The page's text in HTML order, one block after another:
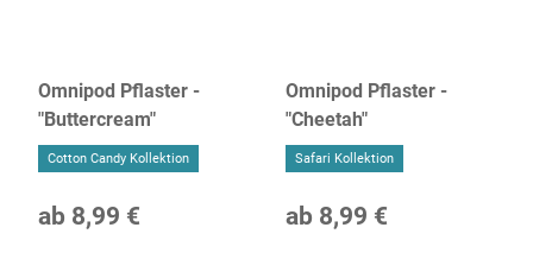
Omnipod Pflaster -
"Buttercream"
Cotton Candy Kollektion
ab 8,99 €
Omnipod Pflaster -
"Cheetah"
Safari Kollektion
ab 8,99 €